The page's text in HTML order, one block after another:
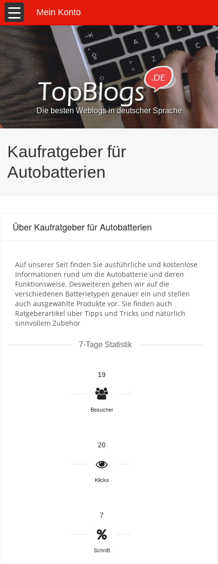
Mein Konto
Die besten Weblogs in deutscher Sprache
Kaufratgeber für
Autobatterien
Über Kaufratgeber für Autobatterien
Auf unserer Seit finden Sie ausführliche und kostenlose
Informationen rund um die Autobatterie und deren
Funktionsweise. Desweiteren gehen wir auf die
verschiedenen Batterietypen genauer ein und stellen
auch ausgewählte Produkte vor. Sie finden auch
Ratgeberartikel über Tipps und Tricks und natürlich
sinnvollem Zubehör
7-Tage Statistik
19
Besucher
20
Klicks
7
Schnitt